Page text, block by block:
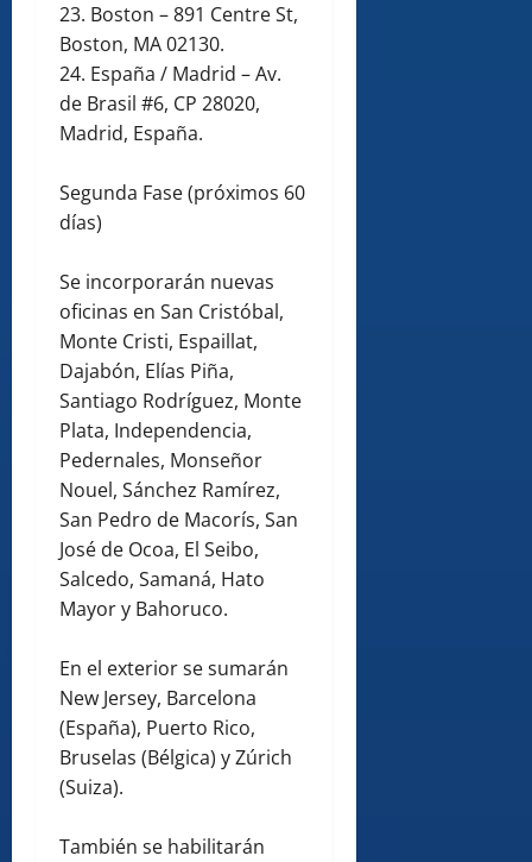
23. Boston – 891 Centre St,
Boston, MA 02130.
24. España / Madrid – Av.
de Brasil #6, CP 28020,
Madrid, España.
Segunda Fase (próximos 60
días)
Se incorporarán nuevas
oficinas en San Cristóbal,
Monte Cristi, Espaillat,
Dajabón, Elías Piña,
Santiago Rodríguez, Monte
Plata, Independencia,
Pedernales, Monseñor
Nouel, Sánchez Ramírez,
San Pedro de Macorís, San
José de Ocoa, El Seibo,
Salcedo, Samaná, Hato
Mayor y Bahoruco.
En el exterior se sumarán
New Jersey, Barcelona
(España), Puerto Rico,
Bruselas (Bélgica) y Zúrich
(Suiza).
También se habilitarán